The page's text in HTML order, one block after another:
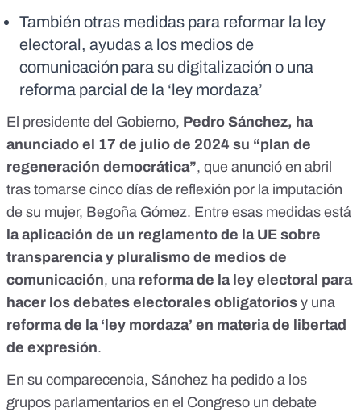
También otras medidas para reformar la ley
electoral, ayudas a los medios de
comunicación para su digitalización o una
reforma parcial de la ‘ley mordaza’
El presidente del Gobierno, Pedro Sánchez, ha
anunciado el 17 de julio de 2024 su “plan de
regeneración democrática”, que anunció en abril
tras tomarse cinco días de reflexión por la imputación
de su mujer, Begoña Gómez. Entre esas medidas está
la aplicación de un reglamento de la UE sobre
transparencia y pluralismo de medios de
comunicación, una reforma de la ley electoral para
hacer los debates electorales obligatorios y una
reforma de la ‘ley mordaza’ en materia de libertad
de expresión.
En su comparecencia, Sánchez ha pedido a los
grupos parlamentarios en el Congreso un debate